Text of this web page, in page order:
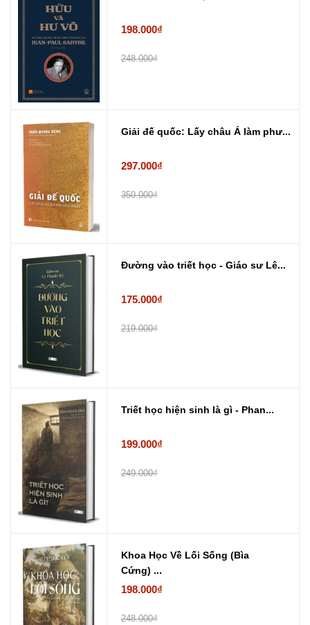
198.000₫
248.000₫
Giải đế quốc: Lấy châu Á làm phư...
297.000₫
350.000₫
Đường vào triết học - Giáo sư Lê...
175.000₫
219.000₫
Triết học hiện sinh là gì - Phan...
199.000₫
249.000₫
Khoa Học Về Lối Sống (Bìa
Cứng) ...
198.000₫
248.000₫